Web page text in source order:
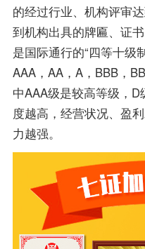
的经过行业、机构评审
到机构出具的牌匾、证
是国际通行的“四等十级
AAA，AA，A，BBB，
中AAA级是较高等级，
度越高，经营状况、盈
力越强。